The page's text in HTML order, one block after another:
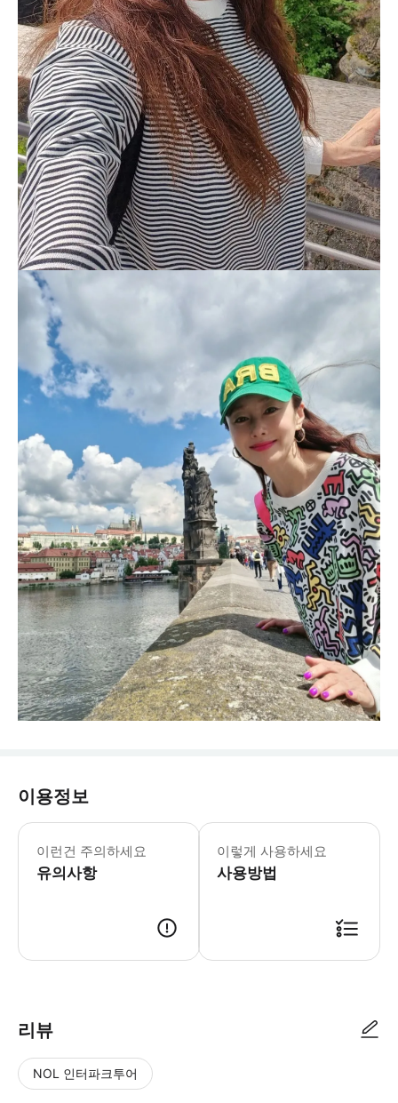
이용정보
이런건 주의하세요
유의사항
🅾️ 포함사항 - 전담 가이드비용 - 차량
이렇게 사용하세요
사용방법
리뷰
NOL 인터파크투어